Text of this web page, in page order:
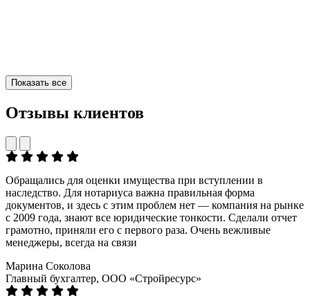
Показать все
Отзывы клиентов
Обращались для оценки имущества при вступлении в
наследство. Для нотариуса важна правильная форма
документов, и здесь с этим проблем нет — компания на рынке
с 2009 года, знают все юридические тонкости. Сделали отчет
грамотно, приняли его с первого раза. Очень вежливые
менеджеры, всегда на связи
Марина Соколова
Главный бухгалтер, ООО «Стройресурс»